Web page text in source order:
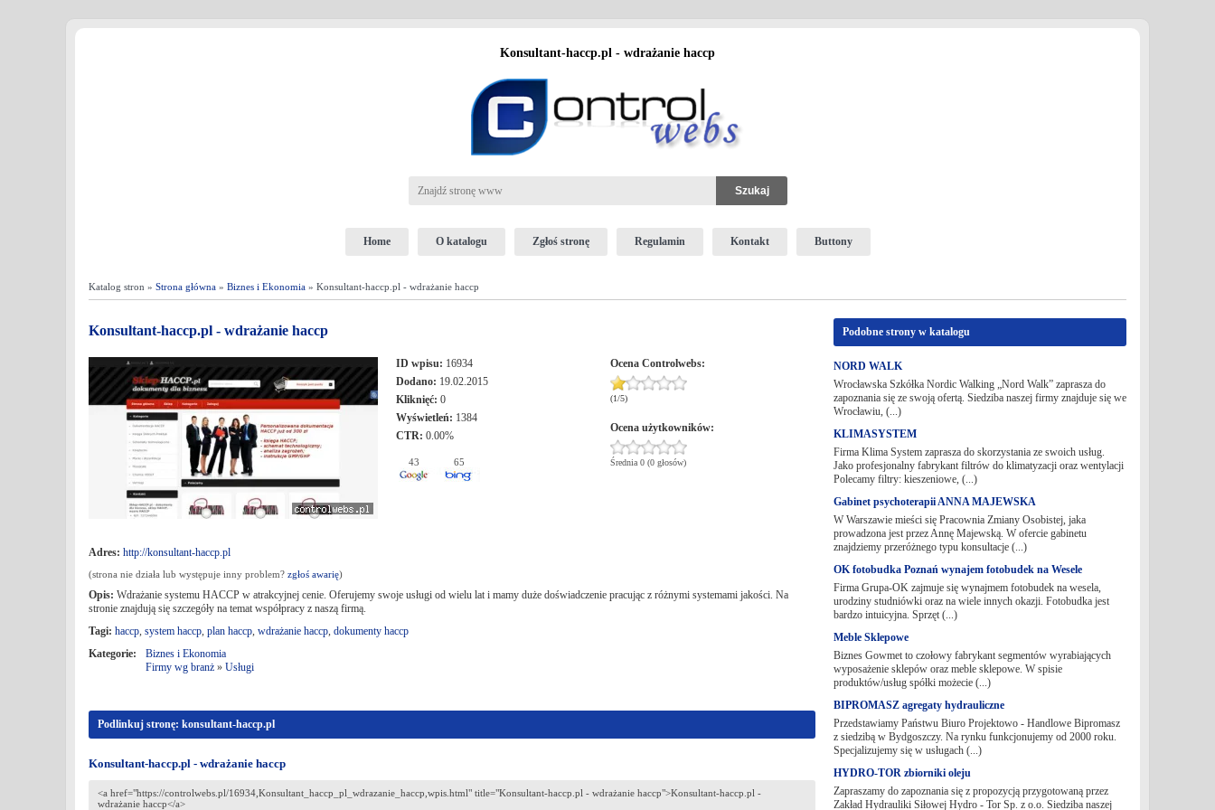
Konsultant-haccp.pl - wdrażanie haccp
Home O katalogu Zgłoś stronę Regulamin Kontakt Buttony
Katalog stron » Strona główna » Biznes i Ekonomia » Konsultant-haccp.pl - wdrażanie haccp
Konsultant-haccp.pl - wdrażanie haccp
ID wpisu: 16934
Dodano: 19.02.2015
Kliknięć: 0
Wyświetleń: 1384
CTR: 0.00%
43 65
Ocena Controlwebs:
(1/5)
Ocena użytkowników:
Średnia 0 (0 głosów)
Adres: http://konsultant-haccp.pl
(strona nie działa lub występuje inny problem? zgłoś awarię)
Opis: Wdrażanie systemu HACCP w atrakcyjnej cenie. Oferujemy swoje usługi od wielu lat i mamy duże doświadczenie pracując z różnymi systemami jakości. Na
stronie znajdują się szczegóły na temat współpracy z naszą firmą.
Tagi: haccp, system haccp, plan haccp, wdrażanie haccp, dokumenty haccp
Kategorie:
Biznes i Ekonomia
Firmy wg branż » Usługi
Podlinkuj stronę: konsultant-haccp.pl
Konsultant-haccp.pl - wdrażanie haccp
Podobne strony w katalogu
NORD WALK
Wrocławska Szkółka Nordic Walking „Nord Walk” zaprasza do
zapoznania się ze swoją ofertą. Siedziba naszej firmy znajduje się we
Wrocławiu, (...)
KLIMASYSTEM
Firma Klima System zaprasza do skorzystania ze swoich usług.
Jako profesjonalny fabrykant filtrów do klimatyzacji oraz wentylacji
Polecamy filtry: kieszeniowe, (...)
Gabinet psychoterapii ANNA MAJEWSKA
W Warszawie mieści się Pracownia Zmiany Osobistej, jaka
prowadzona jest przez Annę Majewską. W ofercie gabinetu
znajdziemy przeróżnego typu konsultacje (...)
OK fotobudka Poznań wynajem fotobudek na Wesele
Firma Grupa-OK zajmuje się wynajmem fotobudek na wesela,
urodziny studniówki oraz na wiele innych okazji. Fotobudka jest
bardzo intuicyjna. Sprzęt (...)
Meble Sklepowe
Biznes Gowmet to czołowy fabrykant segmentów wyrabiających
wyposażenie sklepów oraz meble sklepowe. W spisie
produktów/usług spółki możecie (...)
BIPROMASZ agregaty hydrauliczne
Przedstawiamy Państwu Biuro Projektowo - Handlowe Bipromasz
z siedzibą w Bydgoszczy. Na rynku funkcjonujemy od 2000 roku.
Specjalizujemy się w usługach (...)
HYDRO-TOR zbiorniki oleju
Zapraszamy do zapoznania się z propozycją przygotowaną przez
Zakład Hydrauliki Siłowej Hydro - Tor Sp. z o.o. Siedziba naszej